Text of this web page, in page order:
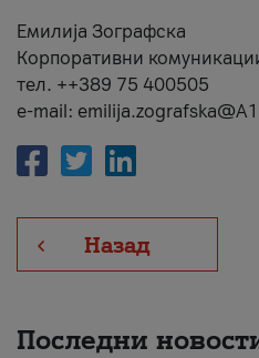
Емилија Зографска
Корпоративни
тел. ++389 75 400505
e-mail:
Назад
Последни